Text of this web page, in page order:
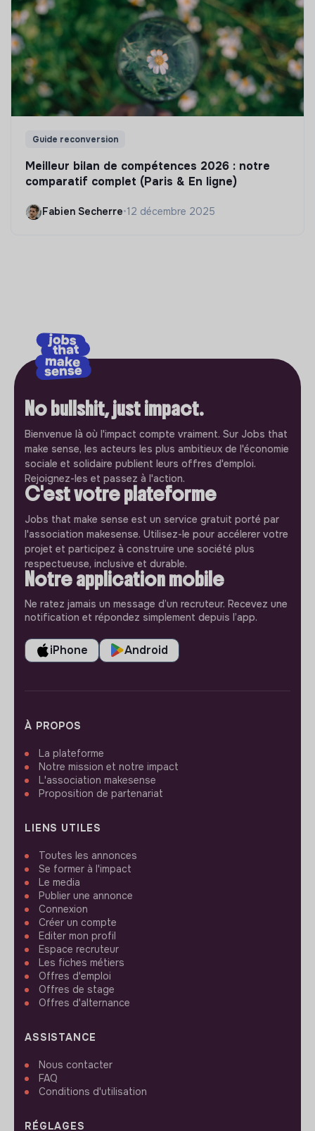
Guide reconversion
Meilleur bilan de compétences 2026 : notre
comparatif complet (Paris & En ligne)
Fabien Secherre•12 décembre 2025
No bullshit, just impact.
Bienvenue là où l'impact compte vraiment. Sur Jobs that
make sense, les acteurs les plus ambitieux de l'économie
sociale et solidaire publient leurs offres d'emploi.
Rejoignez-les et passez à l'action.
C'est votre plateforme
Jobs that make sense est un service gratuit porté par
l'association makesense. Utilisez-le pour accélerer votre
projet et participez à construire une société plus
respectueuse, inclusive et durable.
Notre application mobile
Ne ratez jamais un message d’un recruteur. Recevez une
notification et répondez simplement depuis l’app.
iPhone Android
À PROPOS
La plateforme
Notre mission et notre impact
L'association makesense
Proposition de partenariat
LIENS UTILES
Toutes les annonces
Se former à l'impact
Le media
Publier une annonce
Connexion
Créer un compte
Editer mon profil
Espace recruteur
Les fiches métiers
Offres d'emploi
Offres de stage
Offres d'alternance
ASSISTANCE
Nous contacter
FAQ
Conditions d'utilisation
RÉGLAGES